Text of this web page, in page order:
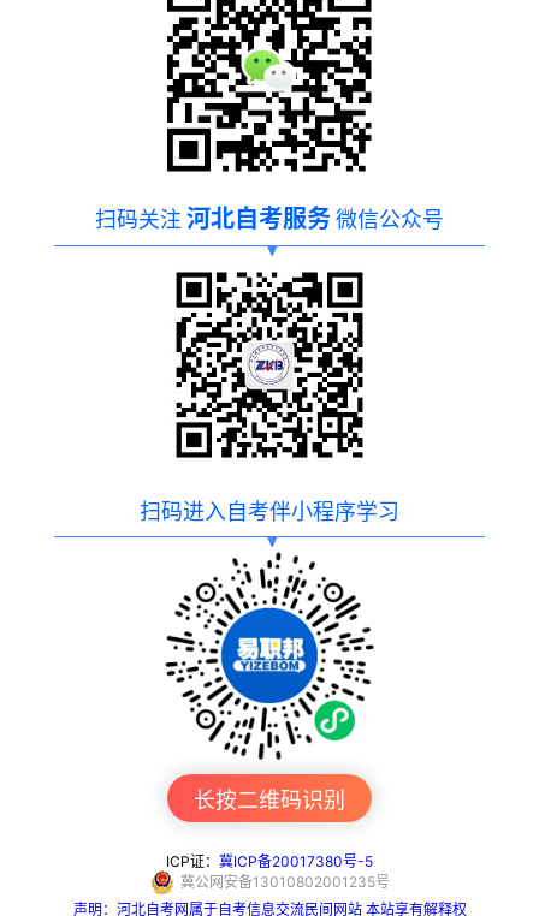
扫码关注 河北自考服务 微信公众号
扫码进入自考伴小程序学习
长按二维码识别
ICP证： 冀ICP备20017380号-5
冀公网安备13010802001235号
声明：河北自考网属于自考信息交流民间网站 本站享有解释权